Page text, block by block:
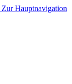
Zur Hauptnavigation